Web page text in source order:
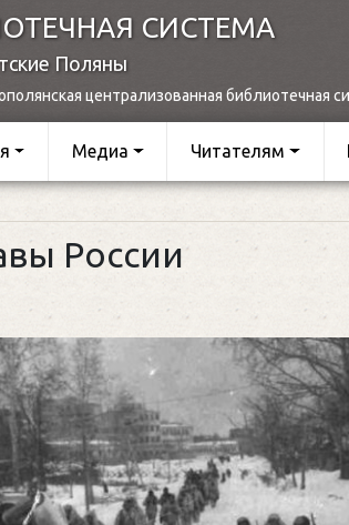
СИСТЕМА
Поляны
централизованная библиотечная
Медиа Читателям
России